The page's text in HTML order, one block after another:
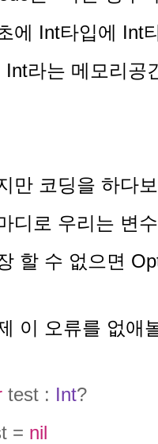
에 Int타입에 Int
Int라는 메모리공
만 코딩을 하다
디로 우리는 변
할 수 없으면
이 오류를 없애
test : Int?
= nil